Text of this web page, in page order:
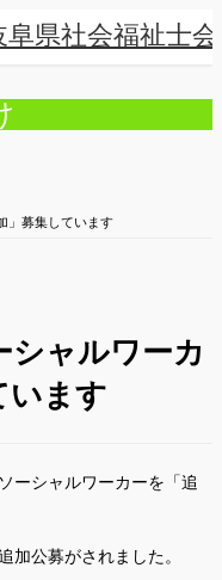
」募集しています
シャルワーカ
います
ーシャルワーカーを「追
加公募がされました。